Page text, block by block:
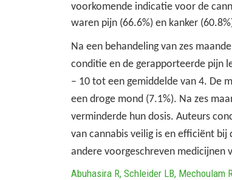
voorkomende indicatie voor de
waren pijn (66.6%) en kanker
Na een behandeling van zes
conditie en de gerapporteerde pijn
– 10 tot een gemiddelde van 4. De
een droge mond (7.1%). Na zes
verminderde hun dosis. Auteurs
van cannabis veilig is en efficiënt bij
andere voorgeschreven medicijnen
Abuhasira R, Schleider LB,